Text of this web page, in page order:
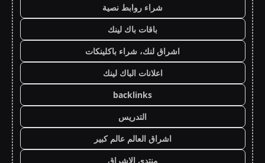
شراء روابط نصية
باقات باك لينك
اشراق لنك، شراء باكلينكات
اعلانات الباك لينك
backlinks
التدريس
اشراق العالم عالم كبير
منتدى الاشراق